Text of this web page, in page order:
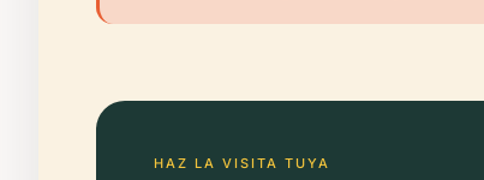
HAZ LA VISITA TUYA